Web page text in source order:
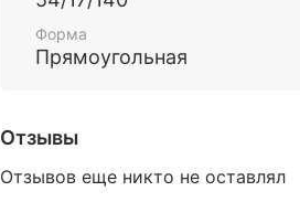
Форма
Прямоугольная
Отзывы
Отзывов еще никто не оставлял